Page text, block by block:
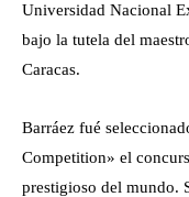
Universidad Nacional
bajo la tutela del
Caracas.
Barráez fué
Competition» el
prestigioso del mundo.